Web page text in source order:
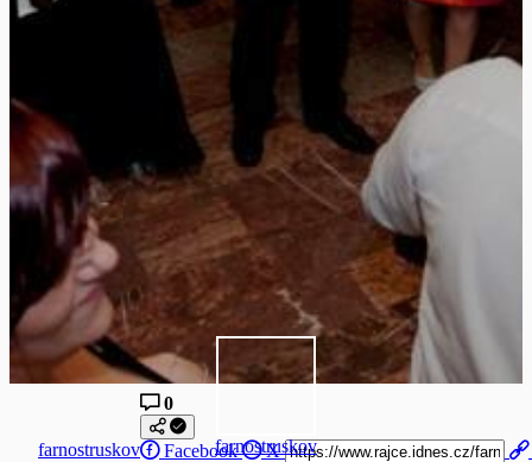
farnostruskov
farnostruskov
0
Facebook X